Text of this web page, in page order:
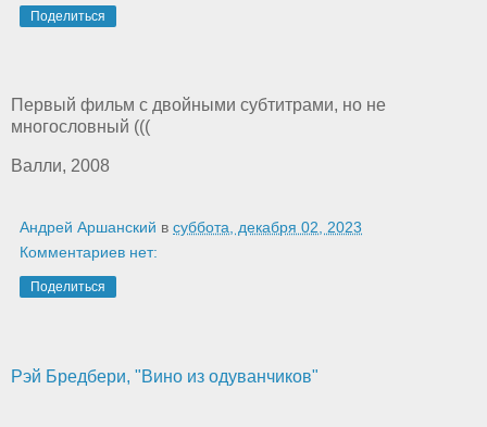
Поделиться
Первый фильм с двойными субтитрами, но не
многословный (((
Валли, 2008
Андрей Аршанский в суббота, декабря 02, 2023
Комментариев нет:
Поделиться
Рэй Бредбери, "Вино из одуванчиков"